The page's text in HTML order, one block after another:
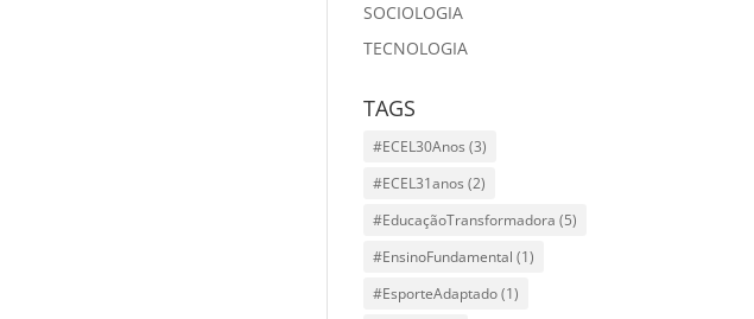
SOCIOLOGIA
TECNOLOGIA
TAGS
#ECEL30Anos (3)
#ECEL31anos (2)
#EducaçãoTransformadora (5)
#EnsinoFundamental (1)
#EsporteAdaptado(1)